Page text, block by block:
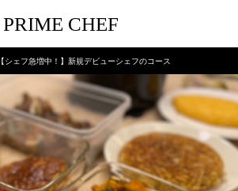
PRIME CHEF
【シェフ急増中！】新規デビューシェフのコース